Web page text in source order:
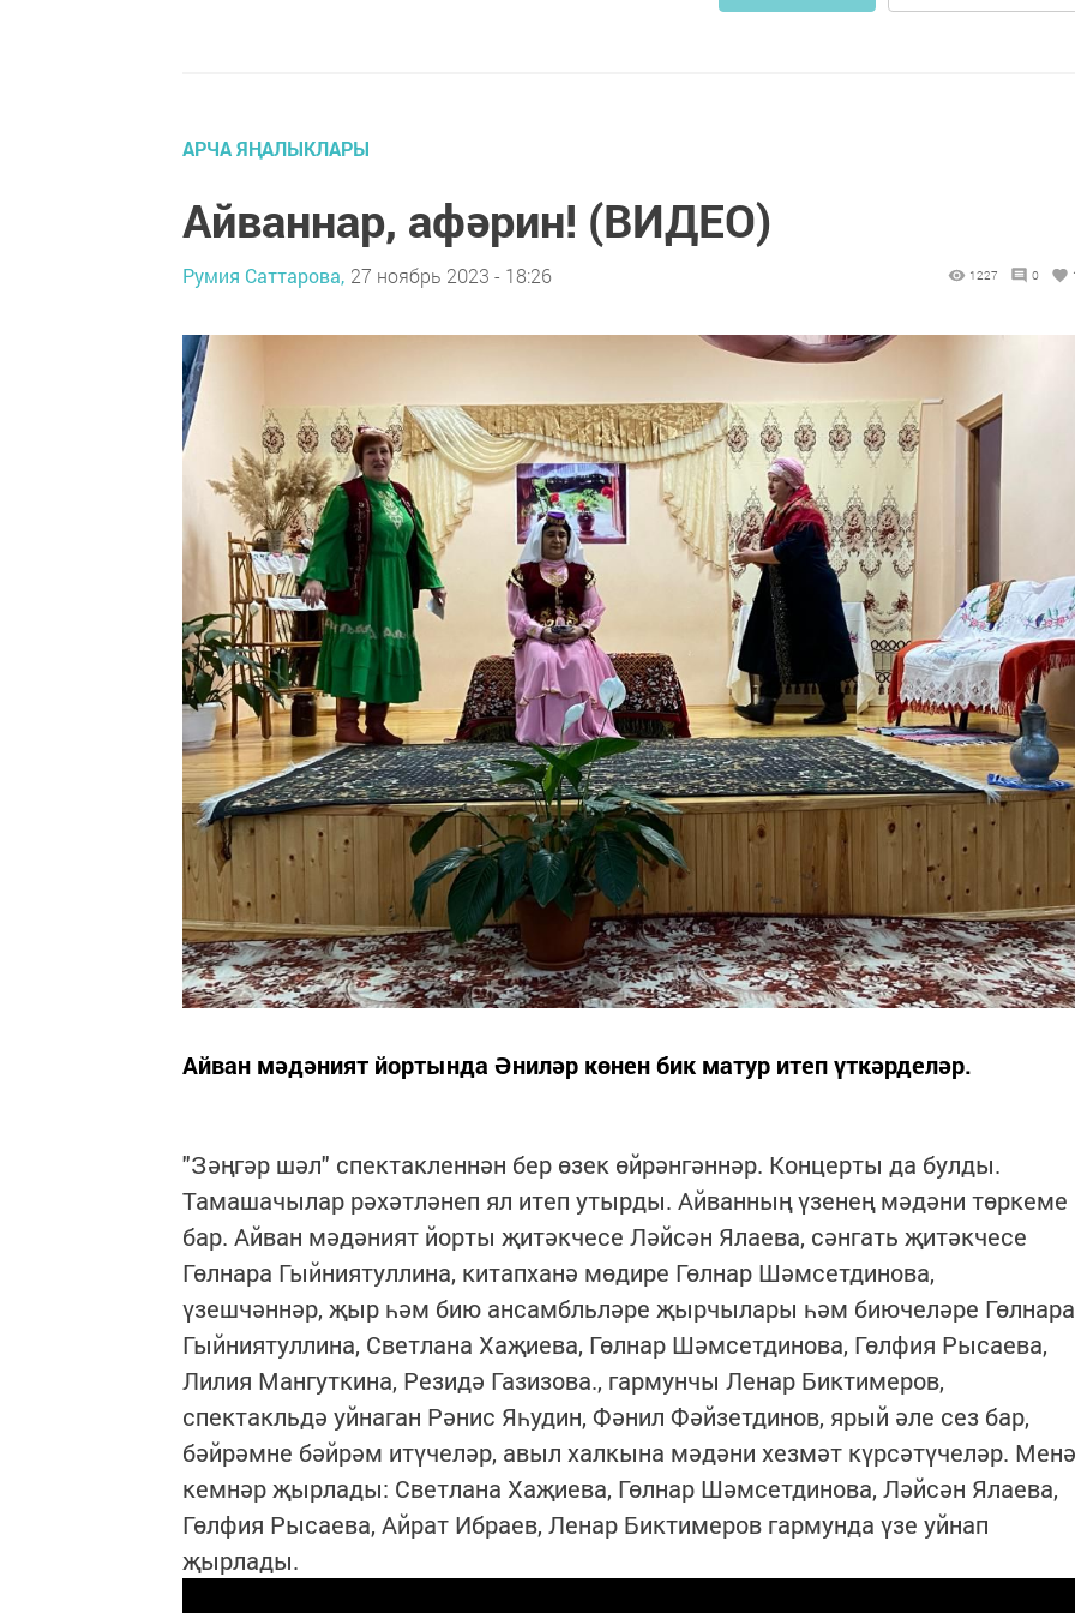
АРЧА ЯҢАЛЫКЛАРЫ
Айваннар, афәрин! (ВИДЕО)
Румия Саттарова, 27 ноябрь 2023 - 18:26 1227 0
Айван мәдәният йортында Әниләр көнен бик матур итеп үткәрделәр.
"Зәңгәр шәл" спектакленнән бер өзек өйрәнгәннәр. Концерты да булды.
Тамашачылар рәхәтләнеп ял итеп утырды. Айванның үзенең мәдәни төркеме
бар. Айван мәдәният йорты җитәкчесе Ләйсән Ялаева, сәнгать җитәкчесе
Гөлнара Гыйниятуллина, китапханә мөдире Гөлнар Шәмсетдинова,
үзешчәннәр, җыр һәм бию ансамбльләре җырчылары һәм биючеләре Гөлнара
Гыйниятуллина, Светлана Хаҗиева, Гөлнар Шәмсетдинова, Гөлфия Рысаева,
Лилия Мангуткина, Резидә Газизова., гармунчы Ленар Биктимеров,
спектакльдә уйнаган Рәнис Яһудин, Фәнил Фәйзетдинов, ярый әле сез бар,
бәйрәмне бәйрәм итүчеләр, авыл халкына мәдәни хезмәт күрсәтүчеләр. Менә
кемнәр җырлады: Светлана Хаҗиева, Гөлнар Шәмсетдинова, Ләйсән Ялаева,
Гөлфия Рысаева, Айрат Ибраев, Ленар Биктимеров гармунда үзе уйнап
җырлады.